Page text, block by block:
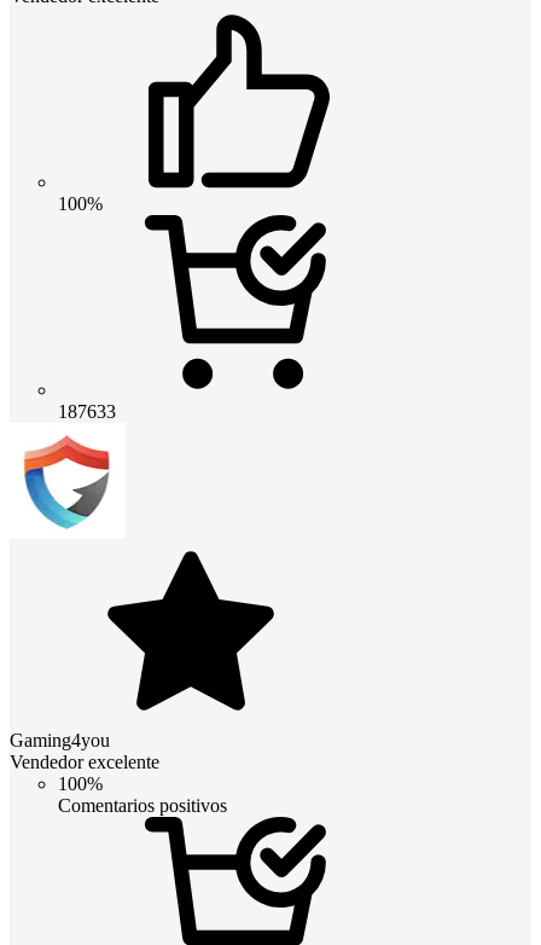
100%
187633
Gaming4you
Vendedor excelente
100%
Comentarios positivos